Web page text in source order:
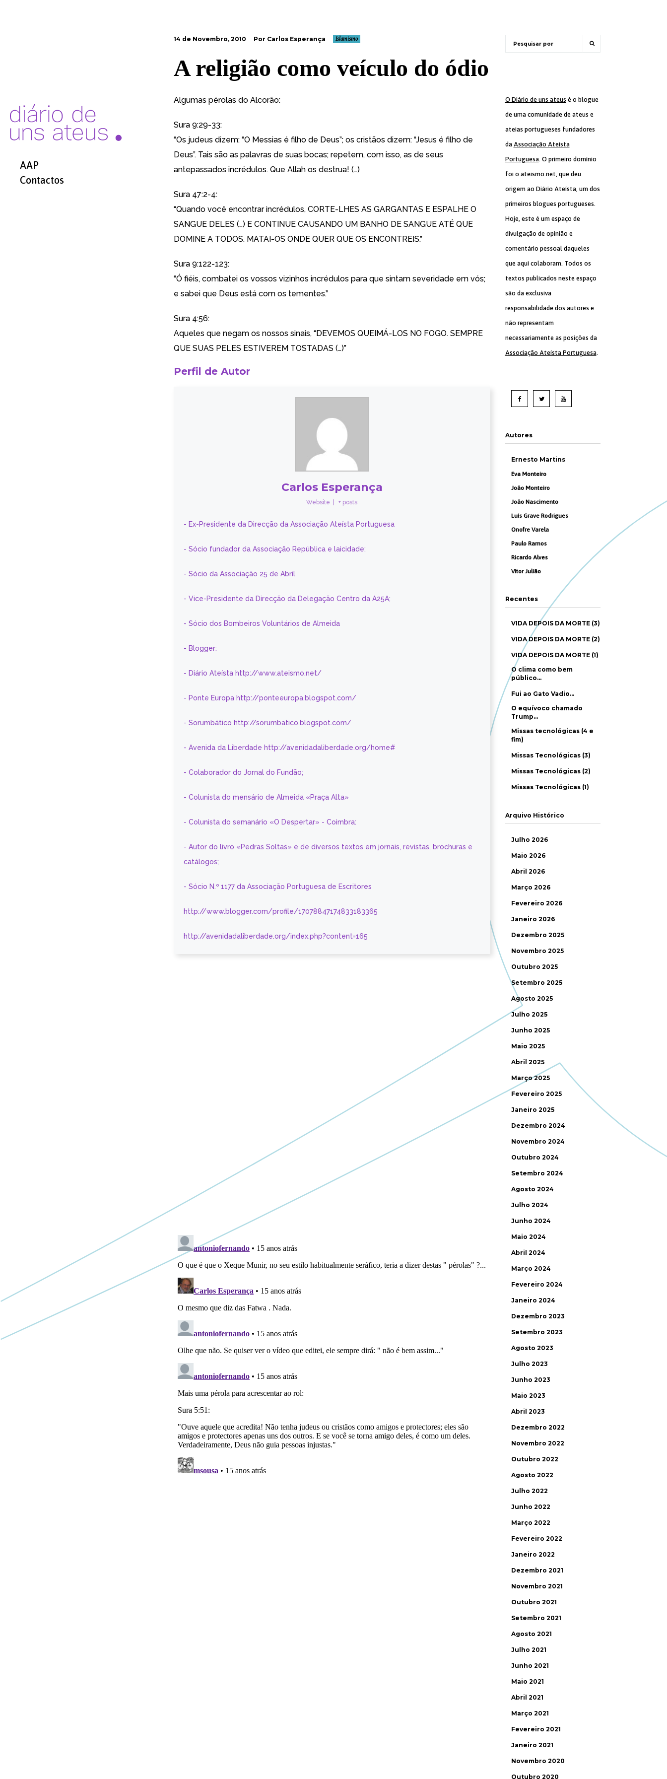
AAP
Contactos
14 de Novembro, 2010 Por Carlos Esperança Islamismo
A religião como veículo do ódio
Algumas pérolas do Alcorão:
Sura 9:29-33:
“Os judeus dizem: “O Messias é filho de Deus”; os cristãos dizem: “Jesus é filho de
Deus”. Tais são as palavras de suas bocas; repetem, com isso, as de seus
antepassados incrédulos. Que Allah os destrua! (…)
Sura 47:2-4:
“Quando você encontrar incrédulos, CORTE-LHES AS GARGANTAS E ESPALHE O
SANGUE DELES (…) E CONTINUE CAUSANDO UM BANHO DE SANGUE ATÉ QUE
DOMINE A TODOS. MATAI-OS ONDE QUER QUE OS ENCONTREIS.”
Sura 9:122-123:
“Ó fiéis, combatei os vossos vizinhos incrédulos para que sintam severidade em vós;
e sabei que Deus está com os tementes.”
Sura 4:56:
Aqueles que negam os nossos sinais, “DEVEMOS QUEIMÁ-LOS NO FOGO. SEMPRE
QUE SUAS PELES ESTIVEREM TOSTADAS (…)”
Perfil de Autor
Carlos Esperança
Website + posts
- Ex-Presidente da Direcção da Associação Ateísta Portuguesa
- Sócio fundador da Associação República e laicidade;
- Sócio da Associação 25 de Abril
- Vice-Presidente da Direcção da Delegação Centro da A25A;
- Sócio dos Bombeiros Voluntários de Almeida
- Blogger:
- Diário Ateísta http://www.ateismo.net/
- Ponte Europa http://ponteeuropa.blogspot.com/
- Sorumbático http://sorumbatico.blogspot.com/
- Avenida da Liberdade http://avenidadaliberdade.org/home#
- Colaborador do Jornal do Fundão;
- Colunista do mensário de Almeida «Praça Alta»
- Colunista do semanário «O Despertar» - Coimbra:
- Autor do livro «Pedras Soltas» e de diversos textos em jornais, revistas, brochuras e
catálogos;
- Sócio N.º 1177 da Associação Portuguesa de Escritores
http://www.blogger.com/profile/17078847174833183365
http://avenidadaliberdade.org/index.php?content=165
O Diário de uns ateus é o blogue
de uma comunidade de ateus e
ateias portugueses fundadores
da Associação Ateísta
Portuguesa. O primeiro domínio
foi o ateismo.net, que deu
origem ao Diário Ateísta, um dos
primeiros blogues portugueses.
Hoje, este é um espaço de
divulgação de opinião e
comentário pessoal daqueles
que aqui colaboram. Todos os
textos publicados neste espaço
são da exclusiva
responsabilidade dos autores e
não representam
necessariamente as posições da
Associação Ateísta Portuguesa.
Autores
Ernesto Martins
Eva Monteiro
João Monteiro
João Nascimento
Luís Grave Rodrigues
Onofre Varela
Paulo Ramos
Ricardo Alves
Vítor Julião
Recentes
VIDA DEPOIS DA MORTE (3)
VIDA DEPOIS DA MORTE (2)
VIDA DEPOIS DA MORTE (1)
O clima como bem
público…
Fui ao Gato Vadio…
O equívoco chamado
Trump…
Missas tecnológicas (4 e
fim)
Missas Tecnológicas (3)
Missas Tecnológicas (2)
Missas Tecnológicas (1)
Arquivo Histórico
Julho 2026
Maio 2026
Abril 2026
Março 2026
Fevereiro 2026
Janeiro 2026
Dezembro 2025
Novembro 2025
Outubro 2025
Setembro 2025
Agosto 2025
Julho 2025
Junho 2025
Maio 2025
Abril 2025
Março 2025
Fevereiro 2025
Janeiro 2025
Dezembro 2024
Novembro 2024
Outubro 2024
Setembro 2024
Agosto 2024
Julho 2024
Junho 2024
Maio 2024
Abril 2024
Março 2024
Fevereiro 2024
Janeiro 2024
Dezembro 2023
Setembro 2023
Agosto 2023
Julho 2023
Junho 2023
Maio 2023
Abril 2023
Dezembro 2022
Novembro 2022
Outubro 2022
Agosto 2022
Julho 2022
Junho 2022
Março 2022
Fevereiro 2022
Janeiro 2022
Dezembro 2021
Novembro 2021
Outubro 2021
Setembro 2021
Agosto 2021
Julho 2021
Junho 2021
Maio 2021
Abril 2021
Março 2021
Fevereiro 2021
Janeiro 2021
Novembro 2020
Outubro 2020